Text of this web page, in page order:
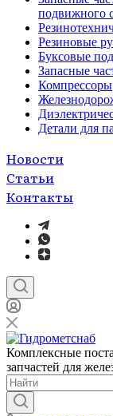
подвижного
Резиновые
Буксовые
Запасные
Компрессоры
Детали для
Новости
Статьи
Контакты
Комплексные
запчастей для